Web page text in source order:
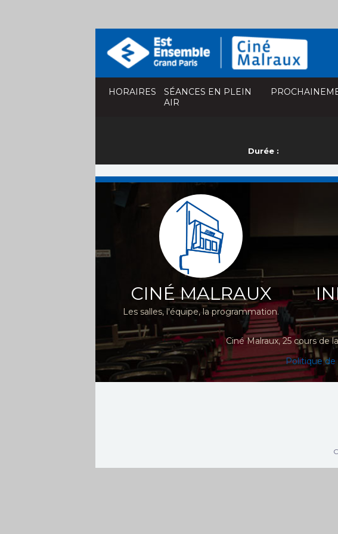
HORAIRES
SÉANCES EN PLEIN
AIR
Durée :
CINÉ MALRAUX
Les salles, l'équipe, la programmation.
Ciné Malraux, 25 cours de
Politique